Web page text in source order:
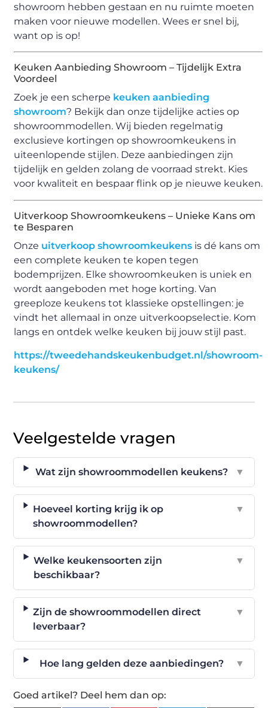
showroom hebben gestaan en nu ruimte moeten
maken voor nieuwe modellen. Wees er snel bij,
want op is op!
Keuken Aanbieding Showroom – Tijdelijk Extra
Voordeel
Zoek je een scherpe keuken aanbieding
showroom? Bekijk dan onze tijdelijke acties op
showroommodellen. Wij bieden regelmatig
exclusieve kortingen op showroomkeukens in
uiteenlopende stijlen. Deze aanbiedingen zijn
tijdelijk en gelden zolang de voorraad strekt. Kies
voor kwaliteit en bespaar flink op je nieuwe keuken.
Uitverkoop Showroomkeukens – Unieke Kans om
te Besparen
Onze uitverkoop showroomkeukens is dé kans om
een complete keuken te kopen tegen
bodemprijzen. Elke showroomkeuken is uniek en
wordt aangeboden met hoge korting. Van
greeploze keukens tot klassieke opstellingen: je
vindt het allemaal in onze uitverkoopselectie. Kom
langs en ontdek welke keuken bij jouw stijl past.
https://tweedehandskeukenbudget.nl/showroom-
keukens/
Veelgestelde vragen
Wat zijn showroommodellen keukens? ▼
Hoeveel korting krijg ik op
showroommodellen?
▼
Welke keukensoorten zijn
beschikbaar?
▼
Zijn de showroommodellen direct
leverbaar?
▼
Hoe lang gelden deze aanbiedingen? ▼
Goed artikel? Deel hem dan op: